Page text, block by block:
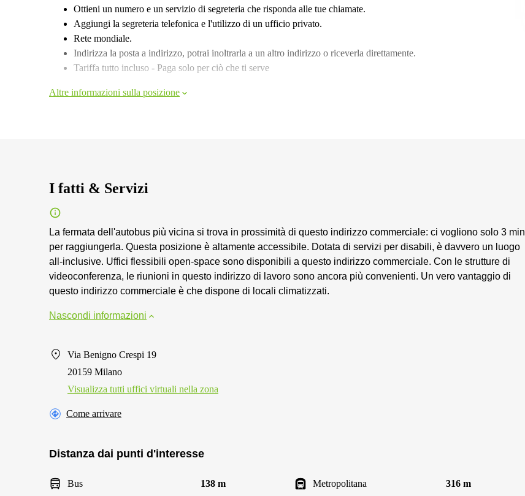
Ottieni un numero e un servizio di segreteria che risponda alle tue chiamate.
Aggiungi la segreteria telefonica e l'utilizzo di un ufficio privato.
Rete mondiale.
Indirizza la posta a indirizzo, potrai inoltrarla a un altro indirizzo o riceverla direttamente.
Tariffa tutto incluso - Paga solo per ciò che ti serve
Altre informazioni sulla posizione
I fatti & Servizi
La fermata dell'autobus più vicina si trova in prossimità di questo indirizzo commerciale: ci vogliono solo 3 min
per raggiungerla. Questa posizione è altamente accessibile. Dotata di servizi per disabili, è davvero un luogo
all-inclusive. Uffici flessibili open-space sono disponibili a questo indirizzo commerciale. Con le strutture di
videoconferenza, le riunioni in questo indirizzo di lavoro sono ancora più convenienti. Un vero vantaggio di
questo indirizzo commerciale è che dispone di locali climatizzati.
Nascondi informazioni
Via Benigno Crespi 19
20159 Milano
Visualizza tutti uffici virtuali nella zona
Come arrivare
Distanza dai punti d'interesse
Bus 138 m Metropolitana 316 m